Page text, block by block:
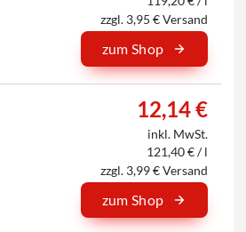
zzgl. 3,95 € Versand
zum Shop
12,14 €
inkl. MwSt.
121,40 € / l
zzgl. 3,99 € Versand
zum Shop